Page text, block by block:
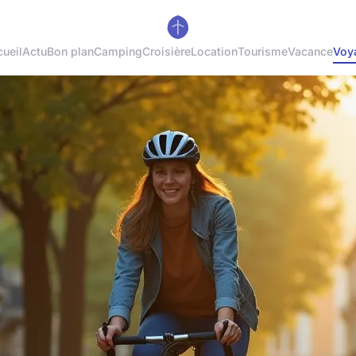
ActuBon planCampingCroisièreLocationTourismeVacance